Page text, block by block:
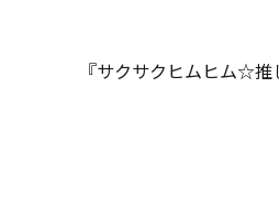
『サクサクヒムヒム☆